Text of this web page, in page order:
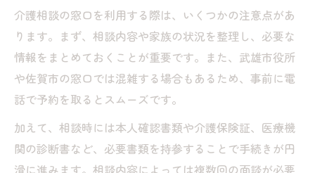
介護相談の窓口を利用する際は、いくつかの注意点があ
ります。まず、相談内容や家族の状況を整理し、必要な
情報をまとめておくことが重要です。また、武雄市役所
や佐賀市の窓口では混雑する場合もあるため、事前に電
話で予約を取るとスムーズです。
加えて、相談時には本人確認書類や介護保険証、医療機
関の診断書など、必要書類を持参することで手続きが円
滑に進みます。相談内容によっては複数回の面談が必要